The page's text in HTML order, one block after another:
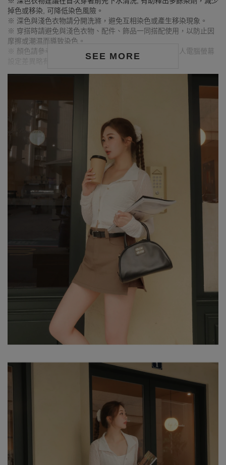
SEE MORE
掉色或移染, 可降低染色風險。
※ 深色與淺色衣物請分開洗滌，避免互相染色或產生移染現象。
※ 穿搭時請避免與淺色衣物、配件、飾品一同搭配使用，以防止因
摩擦或潮濕而導致染色。
※ 顏色請參考單品圖片較為接近，但因圖檔顏色會因個人電腦螢幕
設定差異略有不同，請以實際商品顏色為準。
身高168cm／胸圍Bust：90cm
腰圍Waist：71cm／臀圍hips：99cm
試穿報告：模特兒穿著XL號
身高160cm／胸圍Bust：81cm
腰圍Waist：61cm／臀圍hips：91cm
試穿報告：模特兒穿著S號